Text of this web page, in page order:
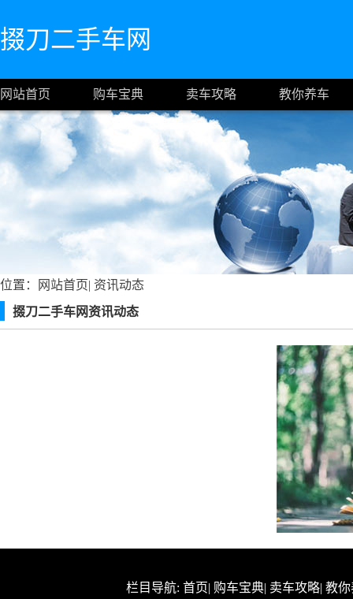
掇刀二手车网
网站首页 购车宝典 卖车攻略 教你养车
位置： 网站首页| 资讯动态
掇刀二手车网资讯动态
栏目导航: 首页| 购车宝典| 卖车攻略| 教